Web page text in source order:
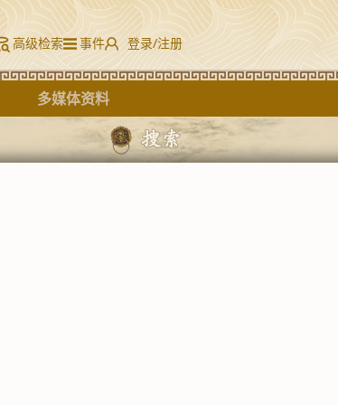
高级检索 事件 登录/注册
多媒体资料